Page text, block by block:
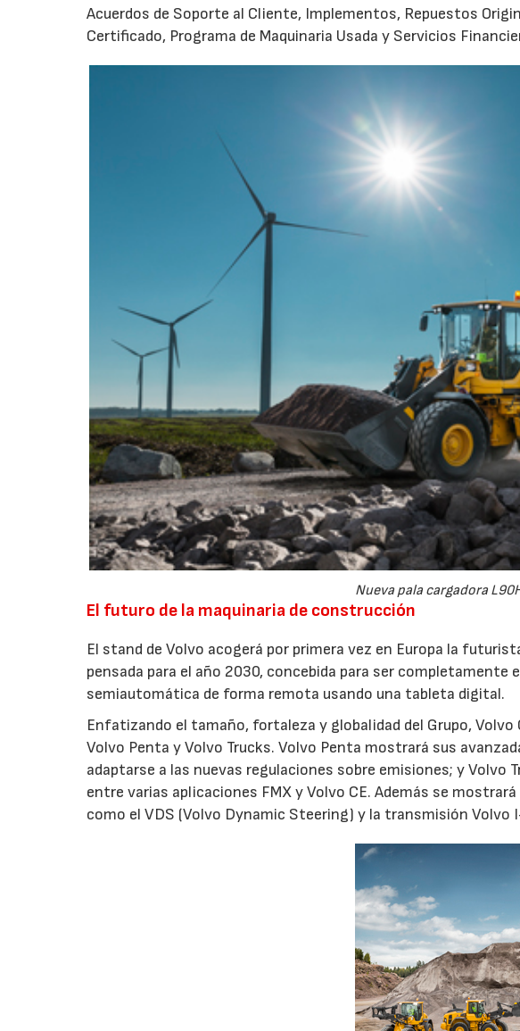
Acuerdos de Soporte al Cliente, Implementos, Repuestos
Certificado, Programa de Maquinaria Usada y Servicios
Nueva pala cargadora
El futuro de la maquinaria de construcción
El stand de Volvo acogerá por primera vez en Europa la
pensada para el año 2030, concebida para ser completamente
semiautomática de forma remota usando una tableta digital.
Enfatizando el tamaño, fortaleza y globalidad del Grupo,
Volvo Penta y Volvo Trucks. Volvo Penta mostrará sus
adaptarse a las nuevas regulaciones sobre emisiones; y
entre varias aplicaciones FMX y Volvo CE. Además se
como el VDS (Volvo Dynamic Steering) y la transmisión Volvo